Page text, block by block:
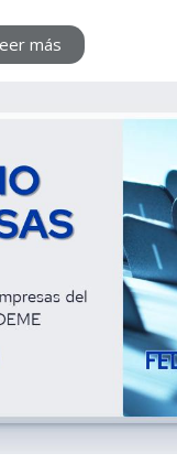
más